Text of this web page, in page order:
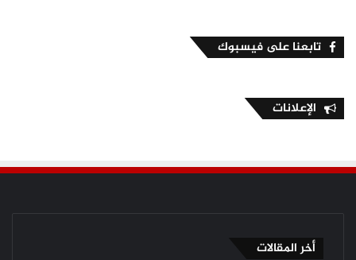
تابعنا على فيسبوك
الإعلانات
أخر المقالات